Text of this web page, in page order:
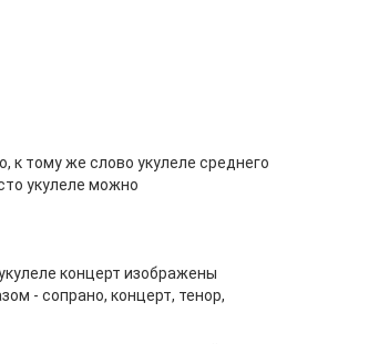
к тому же слово укулеле среднего
укулеле можно
концерт изображены
- сопрано, концерт, тенор,